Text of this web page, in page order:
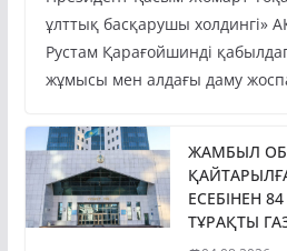
Президент Қасым-Жомарт
ұлттық басқарушы холдингі»
Рустам Қарағойшинді
жұмысы мен алдағы даму
ЖАМБЫЛ
ЕСЕБІНЕН
ТҰРАҚТЫ